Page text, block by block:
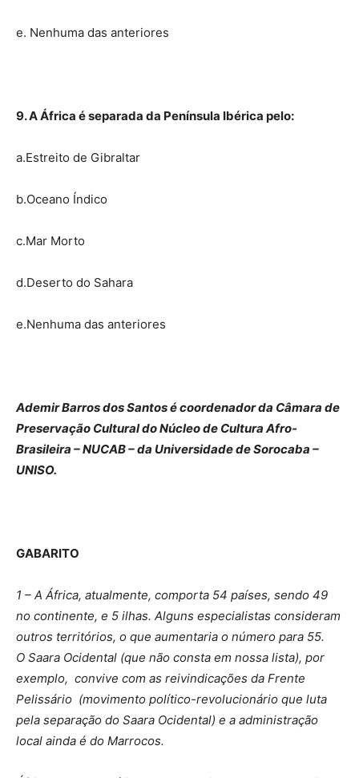
e. Nenhuma das anteriores
9. A África é separada da Península Ibérica pelo:
a.Estreito de Gibraltar
b.Oceano Índico
c.Mar Morto
d.Deserto do Sahara
e.Nenhuma das anteriores
Ademir Barros dos Santos é coordenador da Câmara de
Preservação Cultural do Núcleo de Cultura Afro-
Brasileira – NUCAB – da Universidade de Sorocaba –
UNISO.
GABARITO
1 – A África, atualmente, comporta 54 países, sendo 49
no continente, e 5 ilhas. Alguns especialistas consideram
outros territórios, o que aumentaria o número para 55.
O Saara Ocidental (que não consta em nossa lista), por
exemplo, convive com as reivindicações da Frente
Pelissário (movimento político-revolucionário que luta
pela separação do Saara Ocidental) e a administração
local ainda é do Marrocos.